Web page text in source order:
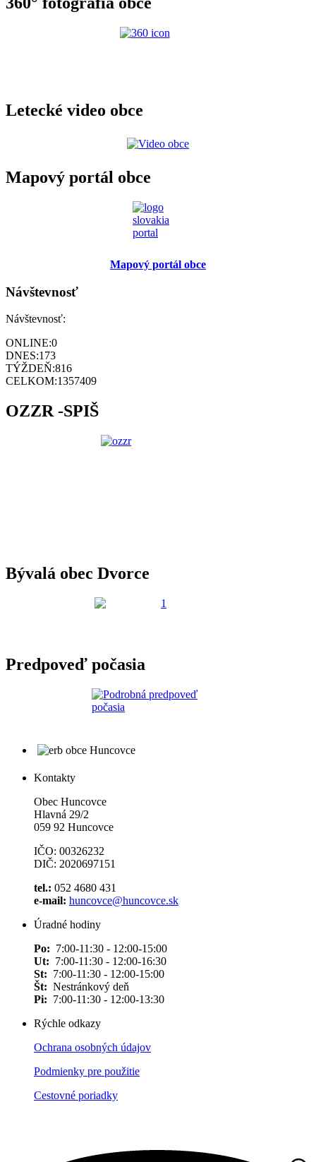
Letecké video obce
Mapový portál obce
Mapový portál obce
Návštevnosť
Návštevnosť:
ONLINE:0
DNES:173
TÝŽDEŇ:816
CELKOM:1357409
OZZR -SPIŠ
Bývalá obec Dvorce
Predpoveď počasia
Kontakty
Obec Huncovce
Hlavná 29/2
059 92 Huncovce
IČO: 00326232
DIČ: 2020697151
tel.: 052 4680 431
e-mail: huncovce@huncovce.sk
Úradné hodiny
Po: 7:00-11:30 - 12:00-15:00
Ut: 7:00-11:30 - 12:00-16:30
St: 7:00-11:30 - 12:00-15:00
Št: Nestránkový deň
Pi: 7:00-11:30 - 12:00-13:30
Rýchle odkazy
Ochrana osobných údajov
Podmienky pre použitie
Cestovné poriadky